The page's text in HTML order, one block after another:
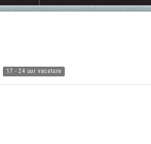
17 - 24 uur vacature